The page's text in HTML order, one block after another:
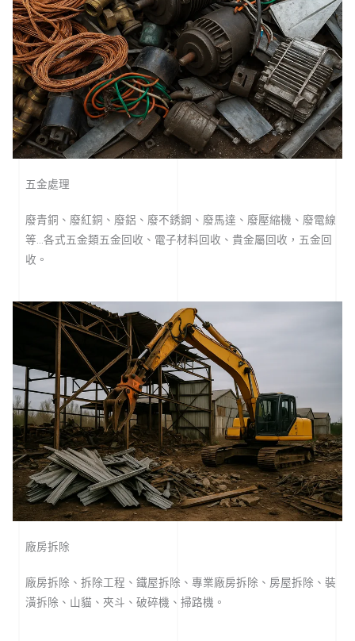
五金處理
廢青銅、廢紅銅、廢鋁、廢不銹鋼、廢馬達、廢壓縮機、廢電線
等…各式五金類五金回收、電子材料回收、貴金屬回收，五金回
收。
廠房拆除
廠房拆除、拆除工程、鐵屋拆除、專業廠房拆除、房屋拆除、裝
潢拆除、山貓、夾斗、破碎機、掃路機。